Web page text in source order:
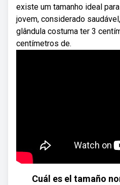
existe um tamanho ideal
jovem, considerado
glândula costuma ter 3
centímetros de.
Cuál es el tamaño